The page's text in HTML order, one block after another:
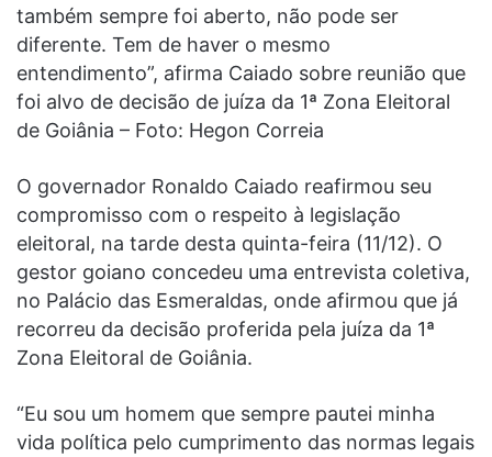
também sempre foi aberto, não pode ser
diferente. Tem de haver o mesmo
entendimento”, afirma Caiado sobre reunião que
foi alvo de decisão de juíza da 1ª Zona Eleitoral
de Goiânia – Foto: Hegon Correia
O governador Ronaldo Caiado reafirmou seu
compromisso com o respeito à legislação
eleitoral, na tarde desta quinta-feira (11/12). O
gestor goiano concedeu uma entrevista coletiva,
no Palácio das Esmeraldas, onde afirmou que já
recorreu da decisão proferida pela juíza da 1ª
Zona Eleitoral de Goiânia.
“Eu sou um homem que sempre pautei minha
vida política pelo cumprimento das normas legais